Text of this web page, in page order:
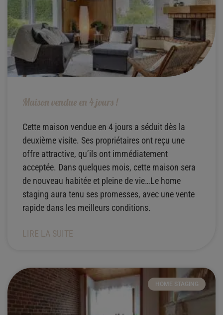
Maison vendue en 4 jours !
Cette maison vendue en 4 jours a séduit dès la
deuxième visite. Ses propriétaires ont reçu une
offre attractive, qu’ils ont immédiatement
acceptée. Dans quelques mois, cette maison sera
de nouveau habitée et pleine de vie…Le home
staging aura tenu ses promesses, avec une vente
rapide dans les meilleurs conditions.
LIRE LA SUITE
HOME STAGING